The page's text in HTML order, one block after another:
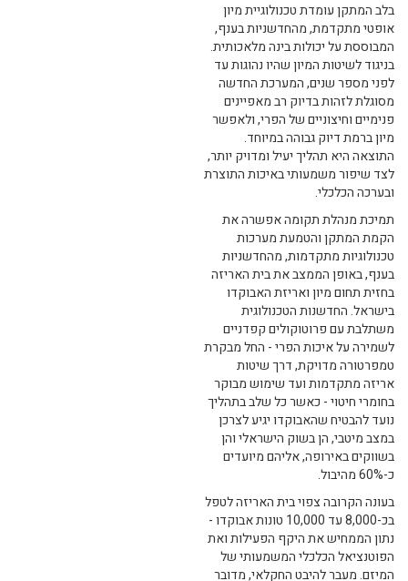
בלב המתקן עומדת טכנולוגיית מיון
אופטי מתקדמת, מהחדשניות בענף,
המבוססת על יכולות בינה מלאכותית.
בניגוד לשיטות המיון שהיו נהוגות עד
לפני מספר שנים, המערכת החדשה
מסוגלת לזהות בדיוק רב מאפיינים
פנימיים וחיצוניים של הפרי, ולאפשר
מיון ברמת דיוק גבוהה במיוחד.
התוצאה היא תהליך יעיל ומדויק יותר,
לצד שיפור משמעותי באיכות התוצרת
ובערכה הכלכלי.
תמיכת מנהלת תקומה אפשרה את
הקמת המתקן והטמעת מערכות
טכנולוגיות מתקדמות, מהחדשניות
בענף, באופן הממצב את בית האריזה
בחזית תחום מיון ואריזת האבוקדו
בישראל. החדשנות הטכנולוגית
משתלבת עם פרוטוקולים קפדניים
לשמירה על איכות הפרי - החל מבקרת
טמפרטורה מדויקת, דרך שיטות
אריזה מתקדמות ועד שימוש מבוקר
בחומרי חיטוי - כאשר כל שלב בתהליך
נועד להבטיח שהאבוקדו יגיע לצרכן
במצב מיטבי, הן בשוק הישראלי והן
בשווקים באירופה, אליהם מיועדים
כ-60% מהיבול.
בעונה הקרובה צפוי בית האריזה לטפל
בכ-8,000 עד 10,000 טונות אבוקדו -
נתון הממחיש את היקף הפעילות ואת
הפוטנציאל הכלכלי המשמעותי של
המיזם. מעבר להיבט החקלאי, מדובר